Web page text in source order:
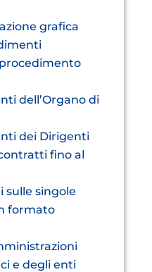
grafica
dell’Organo di
dei Dirigenti
fino al
sulle singole
formato
e degli enti